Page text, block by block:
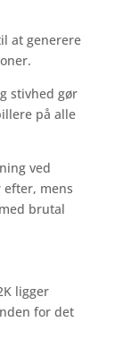
at generere
stivhed gør
på alle
ved
efter, mens
brutal
ligger
for det